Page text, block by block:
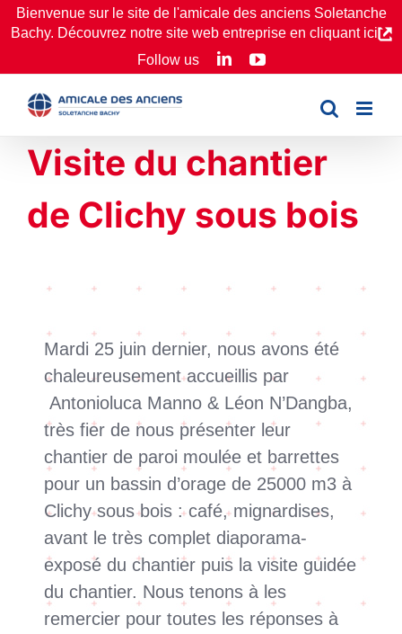
Passer
au
Bienvenue sur le site de l'amicale des anciens Soletanche
Bachy. Découvrez notre site web entreprise en cliquant ici
Follow us
LinkedInYouTube
Visite du chantier
de Clichy sous bois
Mardi 25 juin dernier, nous avons été
chaleureusement accueillis par
Antonioluca Manno & Léon N’Dangba,
très fier de nous présenter leur
chantier de paroi moulée et barrettes
pour un bassin d’orage de 25000 m3 à
Clichy sous bois : café, mignardises,
avant le très complet diaporama-
exposé du chantier puis la visite guidée
du chantier. Nous tenons à les
remercier pour toutes les réponses à